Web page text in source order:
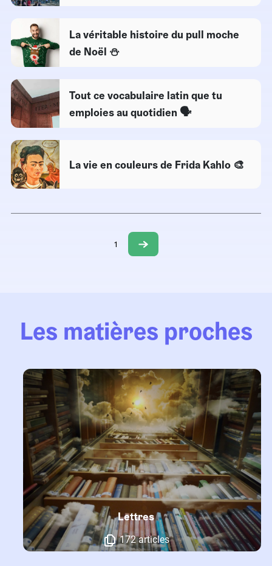
La véritable histoire du pull moche
de Noël ⛄
Tout ce vocabulaire latin que tu
emploies au quotidien 🗣️
La vie en couleurs de Frida Kahlo 🎨
1
Les matières proches
Lettres
172 articles